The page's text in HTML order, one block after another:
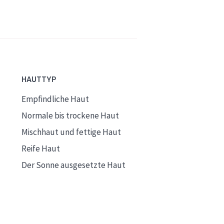
HAUTTYP
Empfindliche Haut
Normale bis trockene Haut
Mischhaut und fettige Haut
Reife Haut
Der Sonne ausgesetzte Haut